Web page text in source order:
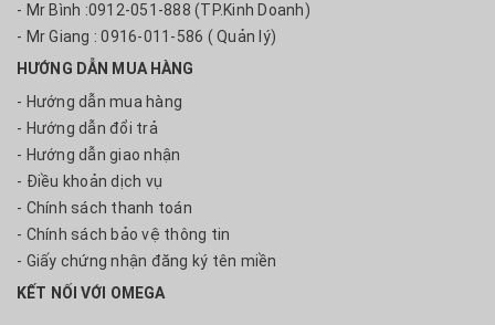
- Mr Bình :0912-051-888 (TP.Kinh Doanh)
- Mr Giang : 0916-011-586 ( Quản lý)
HƯỚNG DẪN MUA HÀNG
- Hướng dẫn mua hàng
- Hướng dẫn đổi trả
- Hướng dẫn giao nhận
- Điều khoản dịch vụ
- Chính sách thanh toán
- Chính sách bảo vệ thông tin
- Giấy chứng nhận đăng ký tên miền
KẾT NỐI VỚI OMEGA